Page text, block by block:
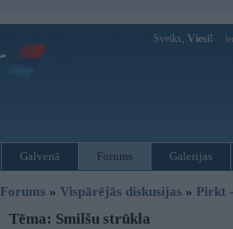
Sveiks, Viesi!
Galvenā Forums Galerijas
Forums » Vispārējās diskusijas » Pirkt
Tēma: Smilšu strūkla